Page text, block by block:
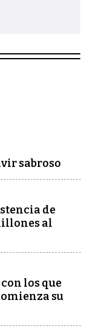
sabroso
de
al
los que
su